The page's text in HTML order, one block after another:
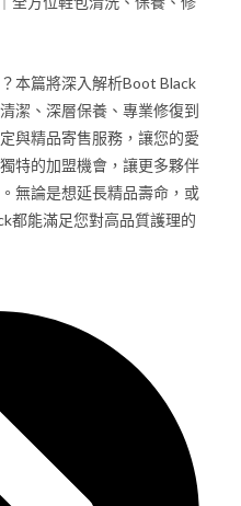
本篇將深入解析Boot Black
潔、深層保養、專業修復到
與精品寄售服務，讓您的愛
特的加盟機會，讓更多夥伴
無論是想延長精品壽命，或
都能滿足您對高品質護理的